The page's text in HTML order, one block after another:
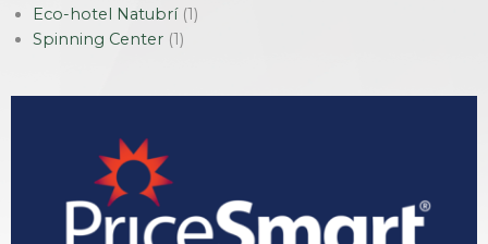
Eco-hotel Natubrí(1)
Spinning Center (1)